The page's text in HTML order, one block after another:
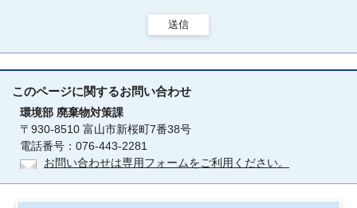
送信
このページに関するお問い合わせ
環境部 廃棄物対策課
〒930-8510 富山市新桜町7番38号
電話番号：076-443-2281
お問い合わせは専用フォームをご利用ください。